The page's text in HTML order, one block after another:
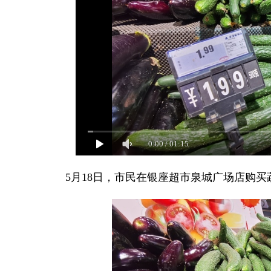
0:00/01:15
5月18日，市民在银座超市泉城广场店购买